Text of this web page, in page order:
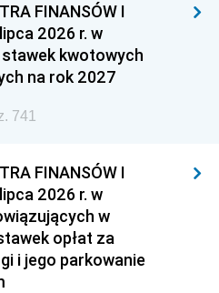
FINANSÓW I
2026 r. w
kwotowych
na rok 2027
741
FINANSÓW I
2026 r. w
w
opłat za
i jego parkowanie